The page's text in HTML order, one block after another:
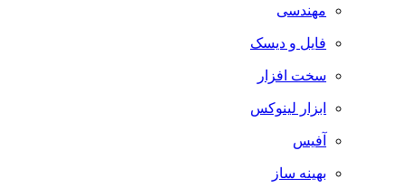
مهندسی
فایل و دیسک
سخت افزار
ابزار لینوکس
آفیس
بهینه ساز